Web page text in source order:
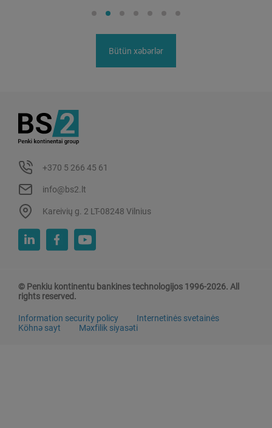
Bütün xəbərlər
+370 5 266 45 61
info@bs2.lt
Kareivių g. 2 LT-08248 Vilnius
© Penkiu kontinentu bankines technologijos 1996-2026. All
rights reserved.
Information security policy
Internetinės svetainės
Köhnə sayt
Məxfilik siyasəti